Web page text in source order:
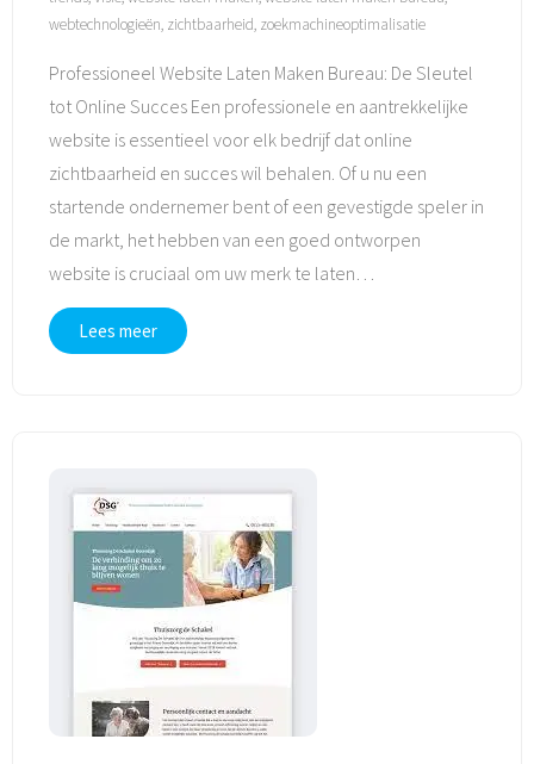
webtechnologieën, zichtbaarheid, zoekmachineoptimalisatie
Professioneel Website Laten Maken Bureau: De Sleutel
tot Online Succes Een professionele en aantrekkelijke
website is essentieel voor elk bedrijf dat online
zichtbaarheid en succes wil behalen. Of u nu een
startende ondernemer bent of een gevestigde speler in
de markt, het hebben van een goed ontworpen
website is cruciaal om uw merk te laten…
Lees meer